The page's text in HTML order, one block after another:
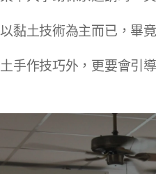
黏土技術為主而已，畢
手作技巧外，更要會引